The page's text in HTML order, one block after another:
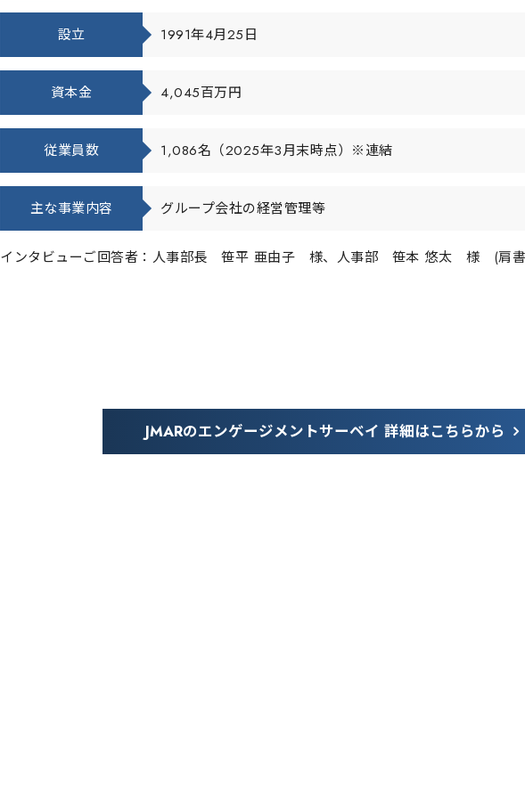
設立 1991年4月25日
資本金 4,045百万円
従業員数 1,086名（2025年3月末時点）※連結
主な事業内容 グループ会社の経営管理等
インタビューご回答者：人事部長 笹平 亜由子 様、人事部 笹本 悠太 様 (肩書
JMARのエンゲージメントサーベイ 詳細はこちらから